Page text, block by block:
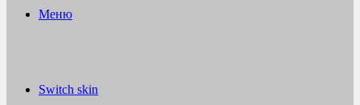
Меню
Switch skin